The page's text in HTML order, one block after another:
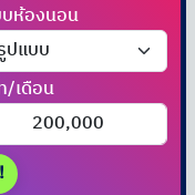
ห้องนอน
/เดือน